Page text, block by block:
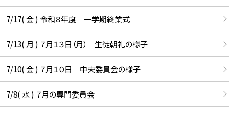
7/17( 金 ) 令和８年度 一学期終業式
7/13( 月 ) ７月１３日（月） 生徒朝礼の様子
7/10( 金 ) ７月１０日 中央委員会の様子
7/8( 水 ) ７月の専門委員会